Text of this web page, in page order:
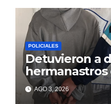
POLICIALES
Detuvieron a
hermanastros
matar a
tatuador
AGO 3, 2026